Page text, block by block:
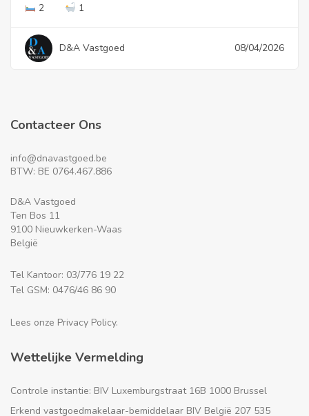
2
1
D&A Vastgoed 08/04/2026
Contacteer Ons
info@dnavastgoed.be
BTW: BE 0764.467.886
D&A Vastgoed
Ten Bos 11
9100 Nieuwkerken-Waas
België
Tel Kantoor: 03/776 19 22
Tel GSM: 0476/46 86 90
Lees onze Privacy Policy.
Wettelijke Vermelding
Controle instantie: BIV Luxemburgstraat 16B 1000 Brussel
Erkend vastgoedmakelaar-bemiddelaar BIV België 207 535